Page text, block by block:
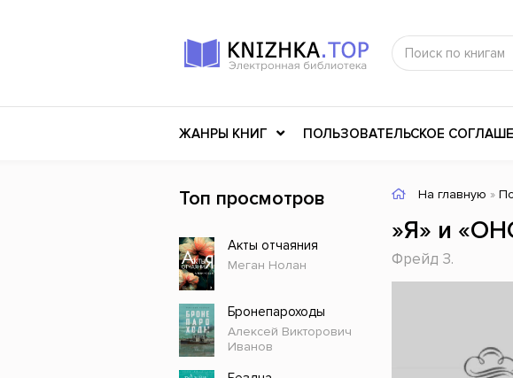
ЖАНРЫ КНИГ
Российское искусство
Детективы
Детские книги
История
Разное
Научная литература
ПОЛЬЗОВАТЕЛЬСКОЕ
На главную »
»Я» и
Фрейд З.
Топ просмотров
Акты отчаяния
Меган Нолан
Бронепароходы
Алексей Викторович
Иванов